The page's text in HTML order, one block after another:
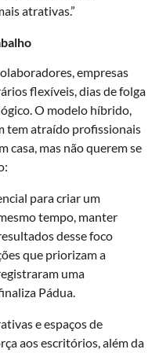
atrativas.”
empresas
flexíveis, dias de folga
O modelo híbrido,
tem atraído profissionais
casa, mas não querem se
para criar um
tempo, manter
desse foco
que priorizam a
uma
Pádua.
e espaços de
aos escritórios, além da